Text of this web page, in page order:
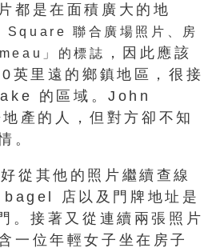
都是在面積廣大的地
聯合廣場照片、房
」的標誌
，因此應該
英里遠的鄉鎮地區，很接
的區域。John
產的人，但對方卻不知
。
從其他的照片繼續查線
bagel 店以及門牌地址是
。接著又從連續兩張照片
一位年輕女子坐在房子